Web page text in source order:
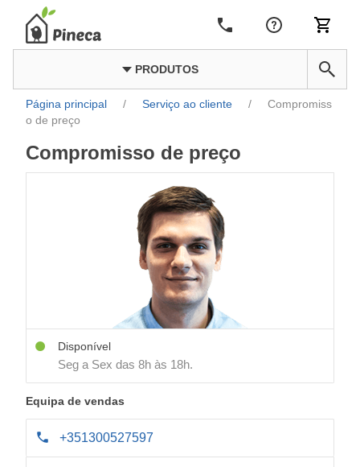
PRODUTOS
Página principal / Serviço ao cliente /
Compromiss
o de preço
Compromisso de preço
Disponível
Seg a Sex das 8h às 18h.
Equipa de vendas
+351300527597